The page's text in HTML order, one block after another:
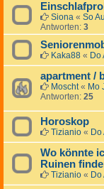
Siona « So
Antworten: 3
Kaka88 « Do
apartment /
Moscht« Mo
Antworten: 25
Horoskop
Tizianio «
Wo könnte
Ruinen
Tizianio «